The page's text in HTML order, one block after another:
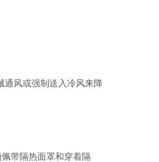
风或强制送入冷风来降
带隔热面罩和穿着隔